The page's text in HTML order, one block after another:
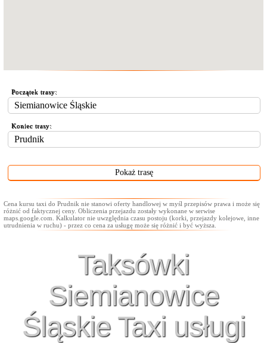
Początek trasy:
Koniec trasy:
Cena kursu taxi do Prudnik nie stanowi oferty handlowej w myśl przepisów prawa i może się
różnić od faktycznej ceny. Obliczenia przejazdu zostały wykonane w serwise
maps.google.com. Kalkulator nie uwzględnia czasu postoju (korki, przejazdy kolejowe, inne
utrudnienia w ruchu) - przez co cena za usługę może się różnić i być wyższa.
Taksówki
Siemianowice
Śląskie Taxi usługi